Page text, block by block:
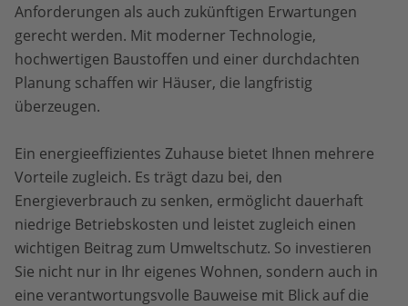
Anforderungen als auch zukünftigen Erwartungen
gerecht werden. Mit moderner Technologie,
hochwertigen Baustoffen und einer durchdachten
Planung schaffen wir Häuser, die langfristig
überzeugen.
Ein energieeffizientes Zuhause bietet Ihnen mehrere
Vorteile zugleich. Es trägt dazu bei, den
Energieverbrauch zu senken, ermöglicht dauerhaft
niedrige Betriebskosten und leistet zugleich einen
wichtigen Beitrag zum Umweltschutz. So investieren
Sie nicht nur in Ihr eigenes Wohnen, sondern auch in
eine verantwortungsvolle Bauweise mit Blick auf die